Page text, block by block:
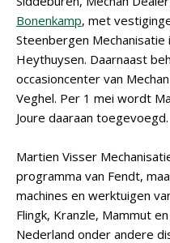
Bonenkamp, met
Steenbergen Mechanisatie
Heythuysen. Daarnaast
occasioncenter van
Veghel. Per 1 mei wordt
Joure daaraan toegevoegd.
Martien Visser
programma van Fendt,
machines en werktuigen
Flingk, Kranzle, Mammut
Nederland onder andere